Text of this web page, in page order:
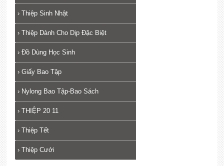
› Thiệp Sinh Nhật
› Thiệp Dành Cho Dịp Đặc Biệt
› Đồ Dùng Học Sinh
› Giấy Bao Tập
› Nylong Bao Tập-Bao Sách
› THIỆP 20 11
› Thiệp Tết
› Thiệp Cưới